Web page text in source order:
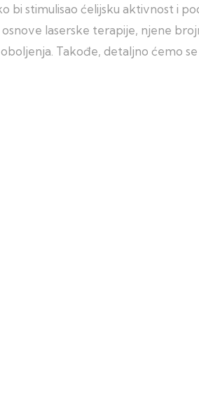
bi stimulisao ćelijsku aktivnost i
laserske terapije, njene
Takođe, detaljno ćemo